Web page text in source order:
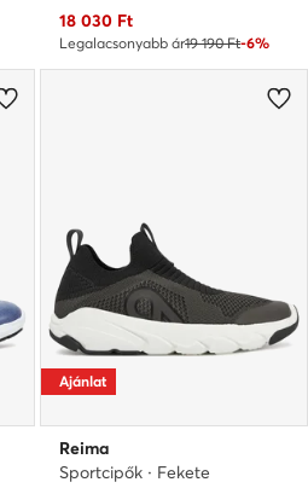
Aktuális ár
18 030 Ft
Legalacsonyabb ár19 190 Ft-6%
Ajánlat
Reima
Sportcipők · Fekete